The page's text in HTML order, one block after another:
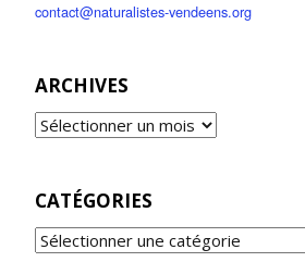
contact@naturalistes-vendeens.org
ARCHIVES
CATÉGORIES